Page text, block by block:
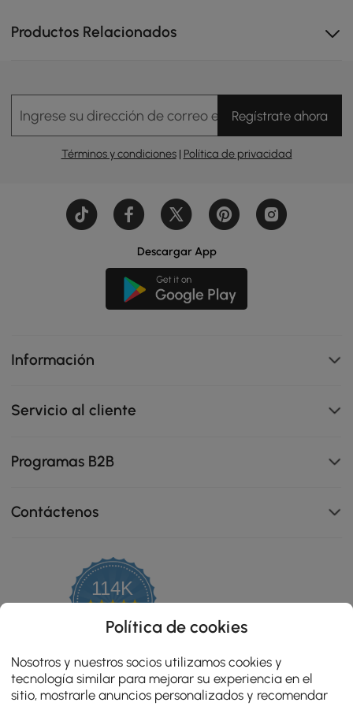
Productos Relacionados
Ingrese su dirección de correo electrónicoRegístrate ahora
Términos y condiciones| Política de privacidad
Descargar App
Información
Servicio al cliente
Programas B2B
Contáctenos
114K
4.8
star
rating
OPINIONES CERTIFICADAS
Política de cookies
Nosotros y nuestros socios utilizamos cookies y
tecnología similar para mejorar su experiencia en el
sitio, mostrarle anuncios personalizados y recomendar